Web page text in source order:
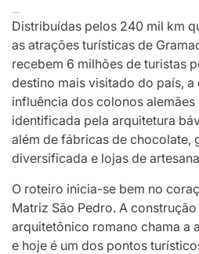
Distribuídas pelos 240 mil km
as atrações turísticas de
recebem 6 milhões de turistas
destino mais visitado do país,
influência dos colonos
identificada pela arquitetura
além de fábricas de chocolate,
diversificada e lojas de
O roteiro inicia-se bem no
Matriz São Pedro. A
arquitetônico romano chama a
e hoje é um dos pontos